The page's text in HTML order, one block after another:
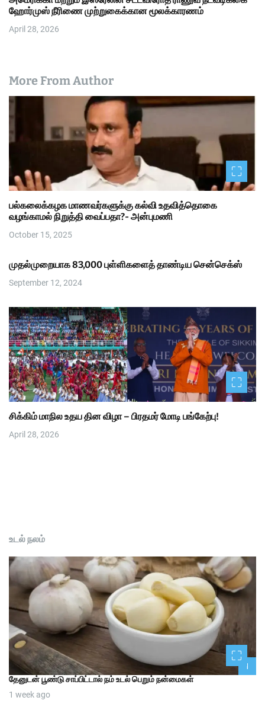
ஹோர்முஸ் நீரிணை முற்றுகைக்கான மூலக்காரணம்
April 28, 2026
More From Author
பல்கலைக்கழக மாணவர்களுக்கு கல்வி உதவித்தொகை
வழங்காமல் நிறுத்தி வைப்பதா?- அன்புமணி
October 15, 2025
முதல்முறையாக 83,000 புள்ளிகளைத் தாண்டிய சென்செக்ஸ்
September 12, 2024
சிக்கிம் மாநில உதய தின விழா – பிரதமர் மோடி பங்கேற்பு!
April 28, 2026
உடல் நலம்
1
தேனுடன் பூண்டு சாப்பிட்டால் நம் உடல் பெறும் நன்மைகள்
1 week ago